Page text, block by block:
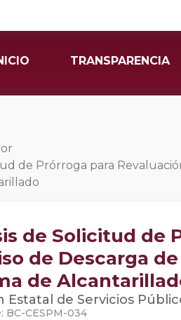
TRANSPARENCIA
de Prórroga para
de Solicitud de
de Descarga
de
Estatal de Servicios
BC-CESPM-034